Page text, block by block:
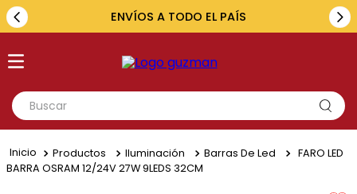
ENVÍOS A TODO EL PAÍS
Buscar
1.
toyota
Productos Iluminación Barras De Led
FARO LED
BARRA OSRAM 12/24V 27W 9LEDS 32CM